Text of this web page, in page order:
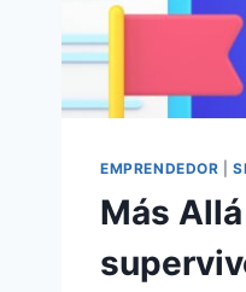
EMPRENDEDOR |
Más